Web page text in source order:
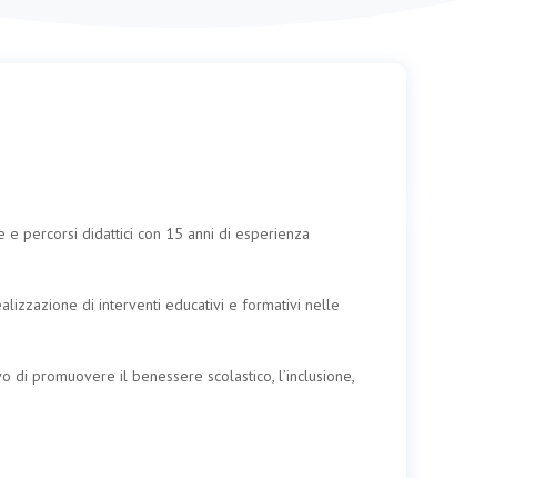
e percorsi didattici con 15 anni di esperienza
di interventi educativi e formativi nelle
promuovere il benessere scolastico, l’inclusione,